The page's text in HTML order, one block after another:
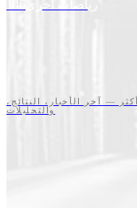
رياضات أخرى
146
النتائج،
والتحليلات